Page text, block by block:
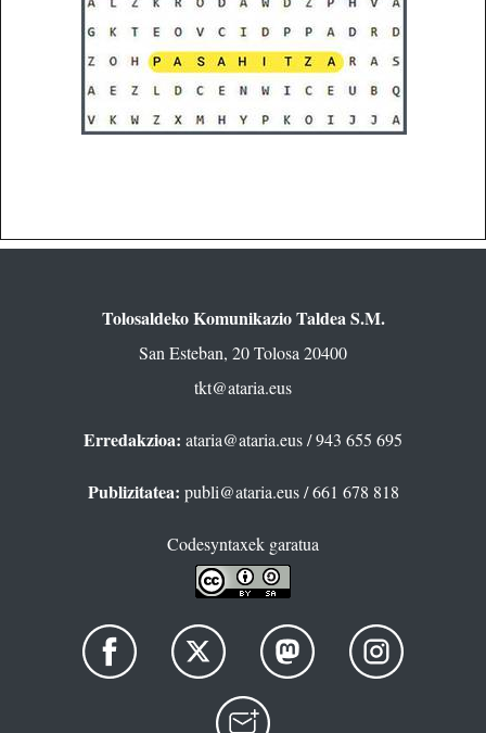
Tolosaldeko Komunikazio Taldea S.M.
San Esteban, 20 Tolosa 20400
tkt@ataria.eus
Erredakzioa: ataria@ataria.eus/ 943 655 695
Publizitatea: publi@ataria.eus/ 661 678 818
Codesyntaxek garatua